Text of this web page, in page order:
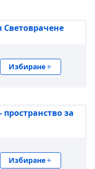
Избиране
за
Избиране